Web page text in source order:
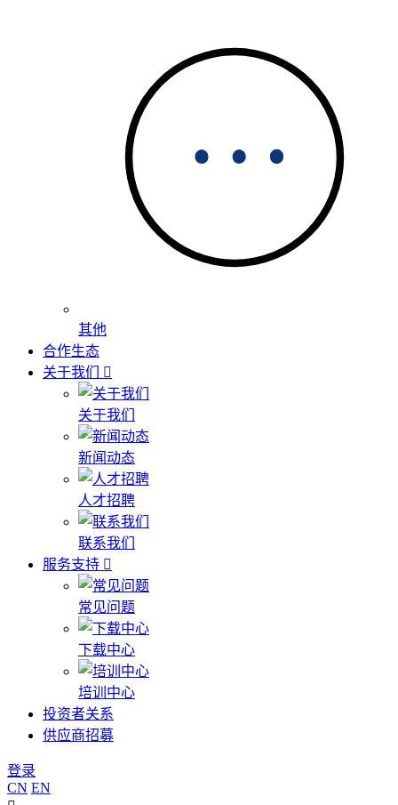
其他
合作生态
关于我们
关于我们
新闻动态
人才招聘
联系我们
服务支持
常见问题
下载中心
培训中心
投资者关系
供应商招募
登录
CN EN